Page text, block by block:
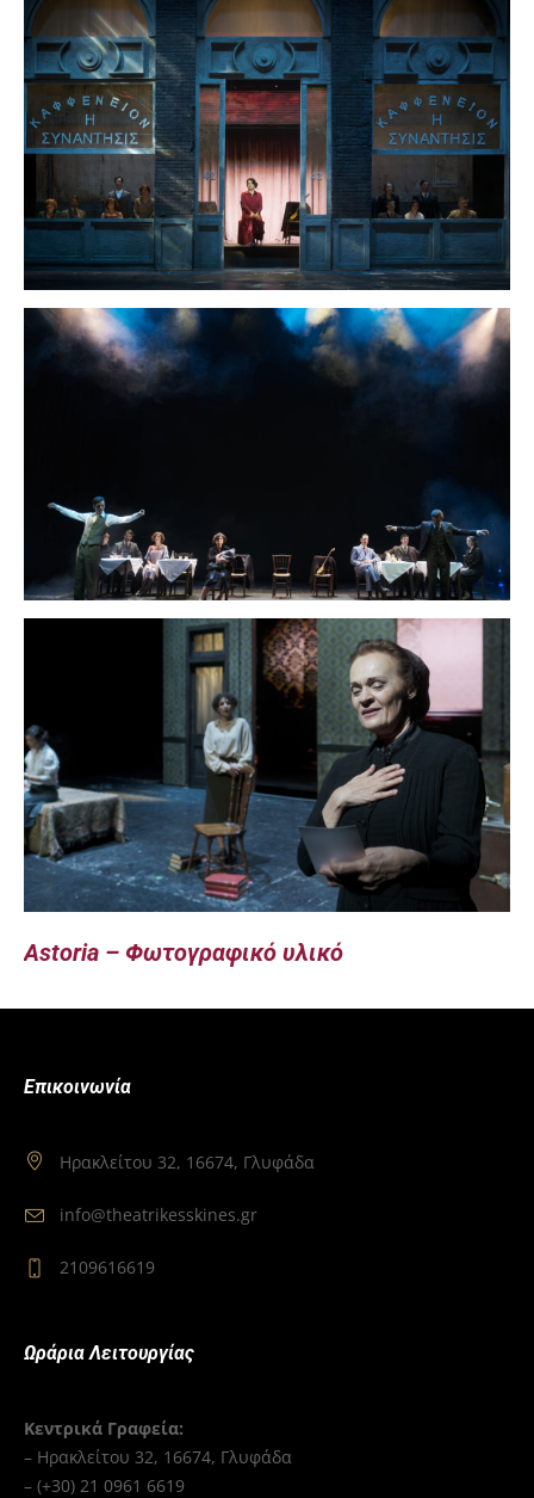
Astoria – Φωτογραφικό υλικό
Επικοινωνία
Ηρακλείτου 32, 16674, Γλυφάδα
info@theatrikesskines.gr
2109616619
Ωράρια Λειτουργίας
Κεντρικά Γραφεία:
– Ηρακλείτου 32, 16674, Γλυφάδα
– (+30) 21 0961 6619